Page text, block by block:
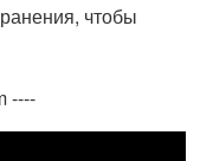
чтобы
----